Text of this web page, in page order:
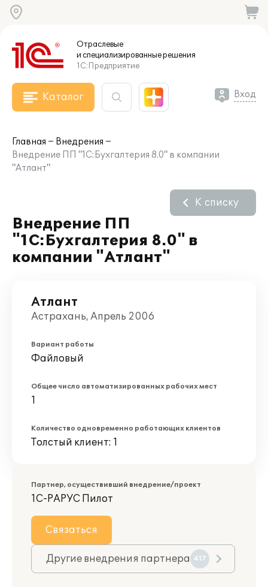
Отраслевые
и специализированныерешения
1С:Предприятие
Каталог Вход
Главная
Внедрения
Внедрение ПП "1С:Бухгалтерия 8.0" в компании
"Атлант"
Внедрение ПП
"1С:Бухгалтерия 8.0" в
компании "Атлант"
К списку
Атлант
Астрахань, Апрель 2006
Вариант работы
Файловый
Общее число автоматизированных рабочих мест
1
Количество одновременно работающих клиентов
Толстый клиент: 1
Партнер, осуществивший внедрение/проект
1С-РАРУС Пилот
Связаться
Другие внедрения партнера 417